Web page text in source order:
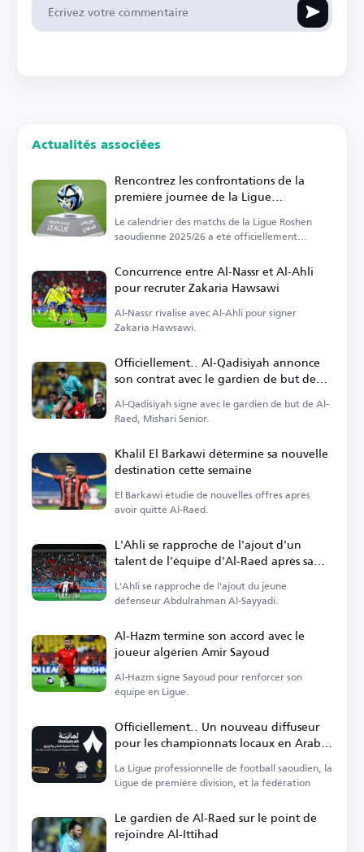
Actualités associées
Rencontrez les confrontations de la
première journée de la Ligue
saoudienne
Le calendrier des matchs de la Ligue Roshen
saoudienne 2025/26 a été officiellement
Concurrence entre Al-Nassr et Al-Ahli
pour recruter Zakaria Hawsawi
Al-Nassr rivalise avec Al-Ahli pour signer
Zakaria Hawsawi.
Officiellement.. Al-Qadisiyah annonce
son contrat avec le gardien de but de
Al-Raed
Al-Qadisiyah signe avec le gardien de but de Al-
Raed, Mishari Senior.
Khalil El Barkawi détermine sa nouvelle
destination cette semaine
El Barkawi étudie de nouvelles offres après
avoir quitté Al-Raed.
L'Ahli se rapproche de l'ajout d'un
talent de l'équipe d'Al-Raed après sa
relégation
L'Ahli se rapproche de l'ajout du jeune
défenseur Abdulrahman Al-Sayyadi.
Al-Hazm termine son accord avec le
joueur algérien Amir Sayoud
Al-Hazm signe Sayoud pour renforcer son
équipe en Ligue.
Officiellement.. Un nouveau diffuseur
pour les championnats locaux en Arabie
Saoudite
La Ligue professionnelle de football saoudien, la
Ligue de première division, et la fédération
Le gardien de Al-Raed sur le point de
rejoindre Al-Ittihad